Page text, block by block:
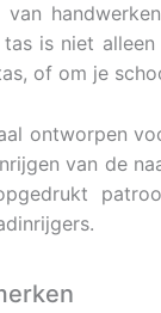
is niet
of om je
ontworpen
van de